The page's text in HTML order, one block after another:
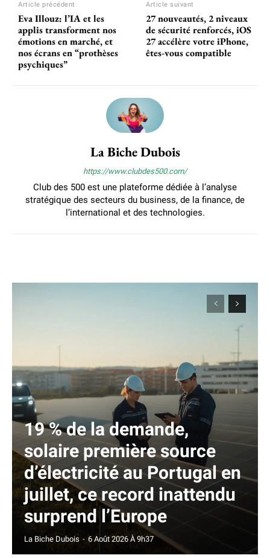
Article précédent
Eva Illouz: l’IA et les
applis transforment nos
émotions en marché, et
nos écrans en “prothèses
psychiques”
Article suivant
27 nouveautés, 2 niveaux
de sécurité renforcés, iOS
27 accélère votre iPhone,
êtes-vous compatible
La Biche Dubois
https://www.clubdes500.com/
Club des 500 est une plateforme dédiée à l’analyse
stratégique des secteurs du business, de la finance, de
l’international et des technologies.
19 % de la demande,
solaire première source
d’électricité au Portugal en
juillet, ce record inattendu
surprend l’Europe
La Biche Dubois - 6 Août 2026 À 9h37